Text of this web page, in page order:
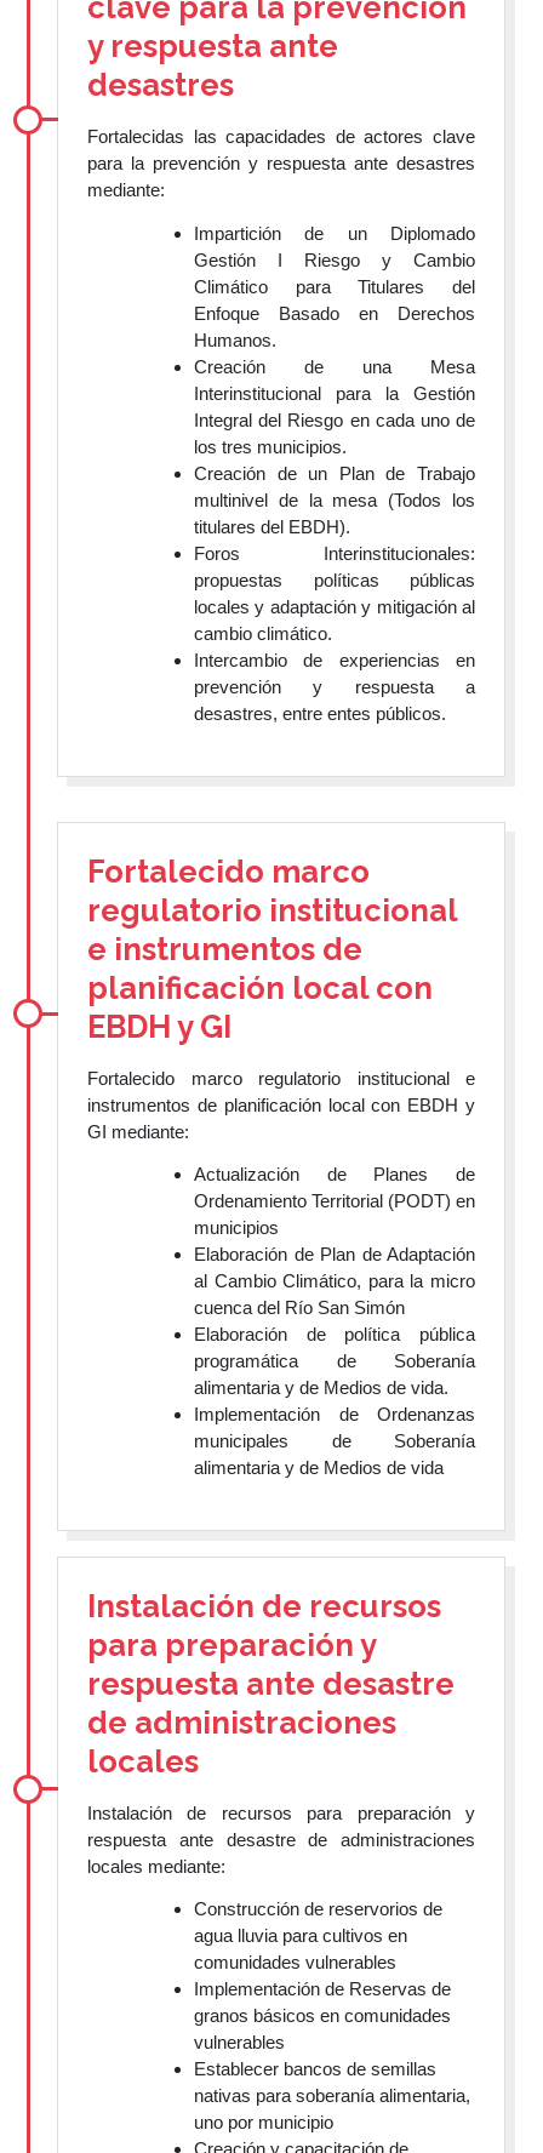
clave para la prevención
y respuesta ante
desastres
Fortalecidas las capacidades de actores clave
para la prevención y respuesta ante desastres
mediante:
Impartición de un Diplomado
Gestión I Riesgo y Cambio
Climático para Titulares del
Enfoque Basado en Derechos
Humanos.
Creación de una Mesa
Interinstitucional para la Gestión
Integral del Riesgo en cada uno de
los tres municipios.
Creación de un Plan de Trabajo
multinivel de la mesa (Todos los
titulares del EBDH).
Foros Interinstitucionales:
propuestas políticas públicas
locales y adaptación y mitigación al
cambio climático.
Intercambio de experiencias en
prevención y respuesta a
desastres, entre entes públicos.
Fortalecido marco
regulatorio institucional
e instrumentos de
planificación local con
EBDH y GI
Fortalecido marco regulatorio institucional e
instrumentos de planificación local con EBDH y
GI mediante:
Actualización de Planes de
Ordenamiento Territorial (PODT) en
municipios
Elaboración de Plan de Adaptación
al Cambio Climático, para la micro
cuenca del Río San Simón
Elaboración de política pública
programática de Soberanía
alimentaria y de Medios de vida.
Implementación de Ordenanzas
municipales de Soberanía
alimentaria y de Medios de vida
Instalación de recursos
para preparación y
respuesta ante desastre
de administraciones
locales
Instalación de recursos para preparación y
respuesta ante desastre de administraciones
locales mediante:
Construcción de reservorios de
agua lluvia para cultivos en
comunidades vulnerables
Implementación de Reservas de
granos básicos en comunidades
vulnerables
Establecer bancos de semillas
nativas para soberanía alimentaria,
uno por municipio